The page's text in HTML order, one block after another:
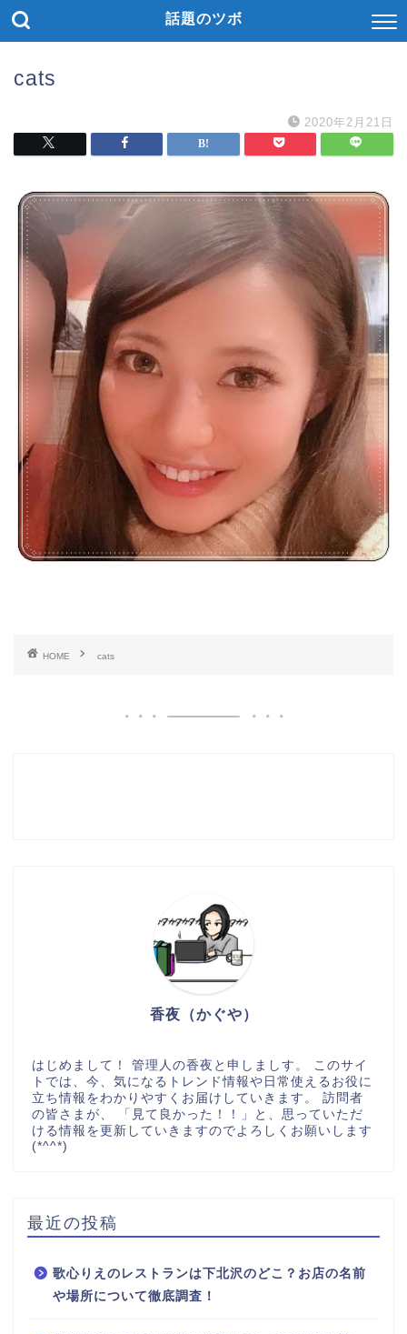
話題のツボ
cats
2020年2月21日
HOME cats
香夜（かぐや）
はじめまして！ 管理人の香夜と申しましす。 このサイ
トでは、今、気になるトレンド情報や日常使えるお役に
立ち情報をわかりやすくお届けしていきます。 訪問者
の皆さまが、 「見て良かった！！」と、思っていただ
ける情報を更新していきますのでよろしくお願いします
(*^^*)
最近の投稿
歌心りえのレストランは下北沢のどこ？お店の名前
や場所について徹底調査！